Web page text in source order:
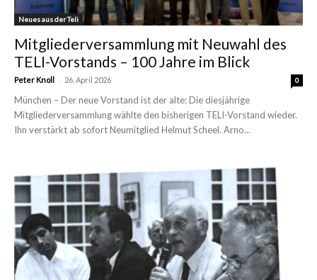
Neues aus der Teli
Mitgliederversammlung mit Neuwahl des
TELI-Vorstands – 100 Jahre im Blick
Peter Knoll - 26. April 2026 0
München – Der neue Vorstand ist der alte: Die diesjährige
Mitgliederversammlung wählte den bisherigen TELI-Vorstand wieder.
Ihn verstärkt ab sofort Neumitglied Helmut Scheel. Arno...